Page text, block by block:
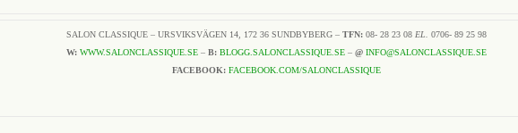
SALON CLASSIQUE – URSVIKSVÄGEN 14, 172 36 SUNDBYBERG – TFN:08- 28 23 08 EL.
0706- 89 25 98
W: WWW.SALONCLASSIQUE.SE– B: BLOGG.SALONCLASSIQUE.SE– @ INFO@SALONCLASSIQUE.SE
FACEBOOK: FACEBOOK.COM/SALONCLASSIQUE